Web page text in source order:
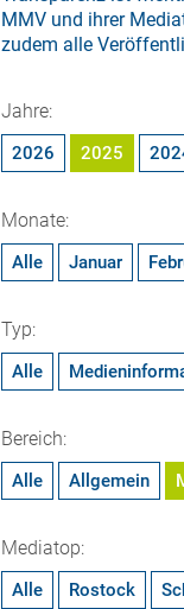
MMV und ihrer
zudem alle
Jahre:
2026 2025
Monate:
Alle Januar
Typ:
Alle
Bereich:
Alle Allgemein
Mediatop:
Alle Rostock